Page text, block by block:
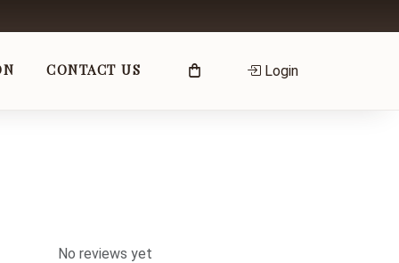
Login
CONTACT US
No reviews yet